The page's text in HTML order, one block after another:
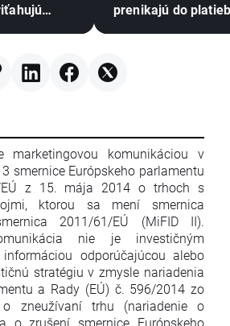
prenikajú do
marketingovou komunikáciou v
smernice Európskeho parlamentu
z 15. mája 2014 o trhoch s
ktorou sa mení smernica
2011/61/EÚ (MiFID II).
nie je investičným
odporúčajúcou alebo
stratégiu v zmysle nariadenia
a Rady (EÚ) č. 596/2014 zo
zneužívaní trhu (nariadenie o
o zrušení smernice Európskeho